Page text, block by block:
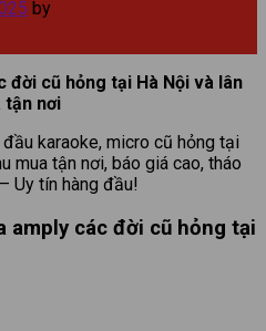
by
đời cũ hỏng tại Hà Nội và lân
tận nơi
karaoke, micro cũ hỏng tại
mua tận nơi, báo giá cao, tháo
Uy tín hàng đầu!
amply các đời cũ hỏng tại